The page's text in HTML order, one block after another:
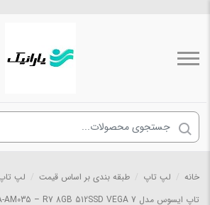
خانه لپ تاپ طبقه بندی بر اساس قیمت لپ
تاپ ایسوس مدل ZenBook 14 UM425IA-AM035 – R7 8GB 512SSD VEGA 7